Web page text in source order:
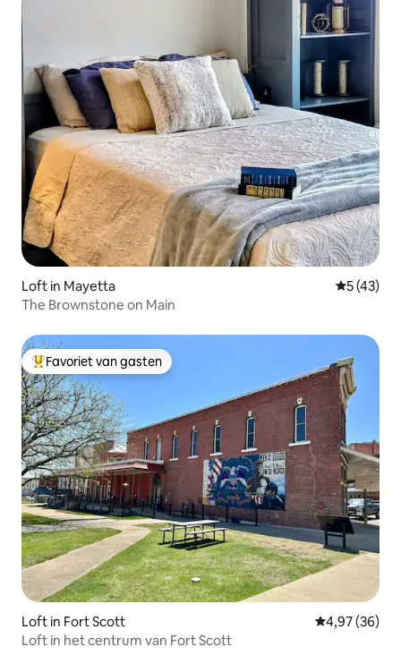
Loft in Mayetta
5 (43)
The Brownstone on Main
Topfavoriet van gasten
Favoriet van gasten
Loft in Fort Scott Gemiddelde
4,97 (36)
Loft in het centrum van Fort Scott